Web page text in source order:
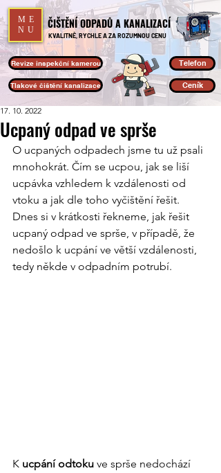
ME
NU
ČIŠTĚNÍ ODPADŮ A KANALIZACÍ
KVALITNĚ, RYCHLE A ZA ROZUMNOU CENU
Revize inspekční kamerou
Tlakové čištění kanalizace
Telefon
Ceník
Ucpaný odpad ve sprše
17. 10. 2022
O ucpaných odpadech jsme tu už psali
mnohokrát. Čím se ucpou, jak se liší
ucpávka vzhledem k vzdálenosti od
vtoku a jak dle toho vyčištění řešit.
Dnes si v krátkosti řekneme, jak řešit
ucpaný odpad ve sprše, v případě, že
nedošlo k ucpání ve větší vzdálenosti,
tedy někde v odpadním potrubí.
K ucpání odtoku ve sprše nedochází